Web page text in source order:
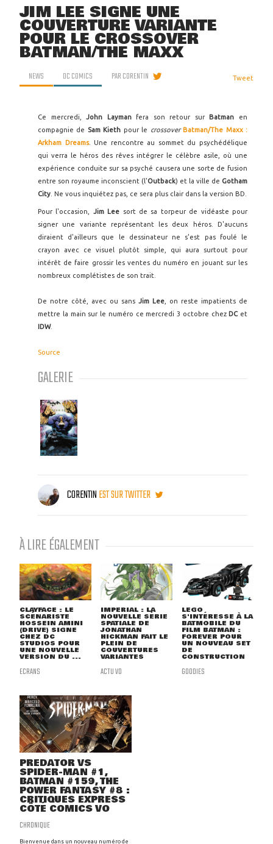
JIM LEE SIGNE UNE
COUVERTURE VARIANTE
POUR LE CROSSOVER
BATMAN/THE MAXX
NEWS DC COMICS PARCORENTIN Tweet
Ce mercredi,John Laymanfera son retour sur Batman en
compagnie de Sam Kieth pour le crossoverBatman/The Maxx :
Arkham Dreams. Une rencontre au sommet du psychédélique
qui verra le héros des rêves intégrer le célèbre asile, où une
expérience conduite sur sa psyché causera une sorte de fusion
entre son royaume inconscient (l'Outback) et la ville de Gotham
City . Ne vous inquiétez pas, ce sera plus clair dans la version BD.
Pour l'occasion, Jim Lee sort de sa torpeur de vidéaste pour
signer une variante représentant les deux héros. D'aucuns
diraient d'ailleurs que le dessinateur ne s'est pas foulé le
crayon avec ce visuel plutôt simple, qui aura surtout pour
intérêt de faire grossir les ventes du numéro en jouant sur les
nombreux complétistes de son trait.
De notre côté, avec ou sans Jim Lee , on reste impatients de
mettre la main sur le numéro ce mercredi 3 octobre chez DC et
IDW.
Source
GALERIE
CORENTINEST SUR TWITTER
À LIRE ÉGALEMENT
CLAYFACE : LE
SCÉNARISTE
HOSSEIN AMINI
(DRIVE) SIGNE
CHEZ DC
STUDIOS POUR
UNE NOUVELLE
VERSION DU ...
ECRANS
IMPERIAL : LA
NOUVELLE SÉRIE
SPATIALE DE
JONATHAN
HICKMAN FAIT LE
PLEIN DE
COUVERTURES
VARIANTES
ACTU VO
LEGO
S'INTÉRESSE À LA
BATMOBILE DU
FILM BATMAN :
FOREVER POUR
UN NOUVEAU SET
DE
CONSTRUCTION
GOODIES
PREDATOR VS
SPIDER-MAN #1,
BATMAN #159, THE
POWER FANTASY #8 :
CRITIQUES EXPRESS
CÔTÉ COMICS VO
CHRONIQUE
Bienvenue dans un nouveau numéro de